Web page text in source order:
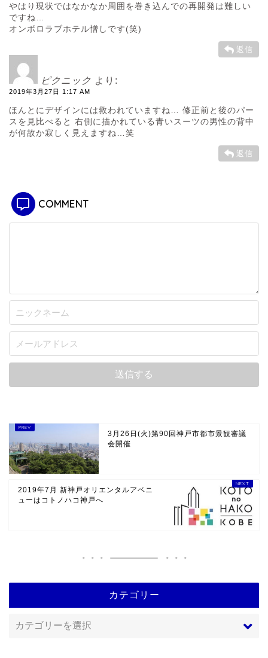
やはり現状ではなかなか周囲を巻き込んでの再開発は難しい
ですね…
オンボロラブホテル憎しです(笑)
返信
ピクニック より:
2019年3月27日 1:17 AM
ほんとにデザインには救われていますね… 修正前と後のパー
スを見比べると 右側に描かれている青いスーツの男性の背中
が何故か寂しく見えますね…笑
返信
COMMENT
3月26日(火)第90回神戸市都市景観審議
会開催
2019年7月 新神戸オリエンタルアベニ
ューはコトノハコ神戸へ
カテゴリー